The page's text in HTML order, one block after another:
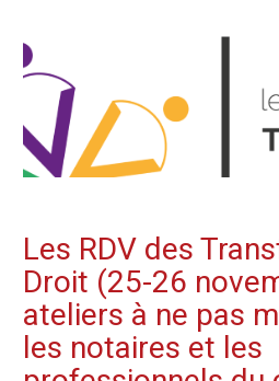
Les RDV des
Droit (25-26
ateliers à ne pas
les notaires et les